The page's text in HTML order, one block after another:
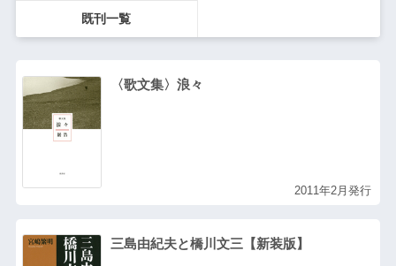
既刊一覧
〈歌文集〉浪々
2011年2月発行
三島由紀夫と橋川文三【新装版】